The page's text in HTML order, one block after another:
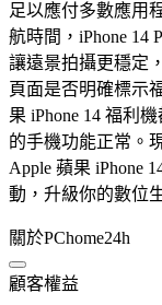
足以應付多數應用
航時間，iPhone 14
讓遠景拍攝更穩定
頁面是否明確標示
果 iPhone 14 福利
的手機功能正常。
Apple 蘋果 iPhone
動，升級你的數位
關於PChome24h
顧客權益